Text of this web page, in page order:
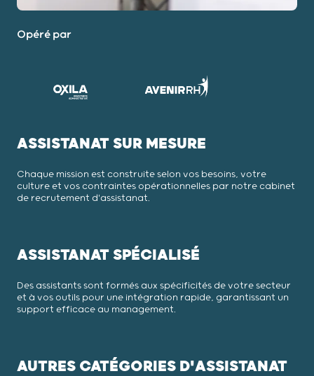
Opéré par
ASSISTANAT SUR MESURE
Chaque mission est construite selon vos besoins, votre
culture et vos contraintes opérationnelles par notre cabinet
de recrutement d'assistanat.
ASSISTANAT SPÉCIALISÉ
Des assistants sont formés aux spécificités de votre secteur
et à vos outils pour une intégration rapide, garantissant un
support efficace au management.
AUTRES CATÉGORIES D'ASSISTANAT